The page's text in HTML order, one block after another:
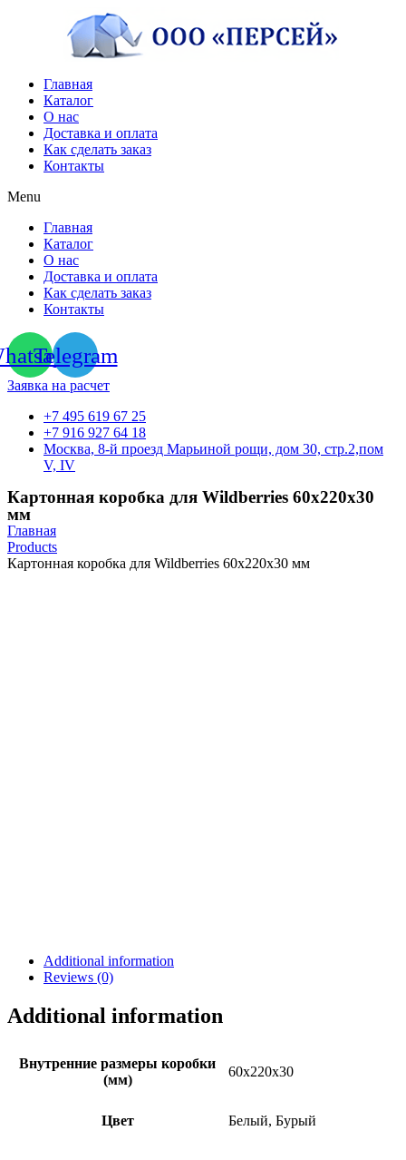
содержимому
Главная
Каталог
О нас
Доставка и оплата
Как сделать заказ
Контакты
Menu
Главная
Каталог
О нас
Доставка и оплата
Как сделать заказ
Контакты
Telegram
Заявка на расчет
+7 495 619 67 25
+7 916 927 64 18
Москва, 8-й проезд Марьиной рощи, дом 30, стр.2,пом
V, IV
Картонная коробка для Wildberries 60х220х30
мм
Главная
Products
Картонная коробка для Wildberries 60х220х30 мм
Additional information
Reviews (0)
Additional information
Внутренние размеры коробки
(мм)
60х220х30
Цвет Белый, Бурый